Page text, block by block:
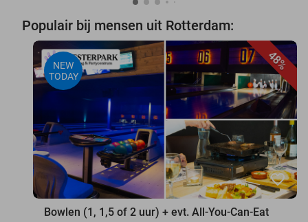
Populair bij mensen uit Rotterdam:
48%
NEW
TODAY
favorite_border
Bowlen (1, 1,5 of 2 uur) + evt. All-You-Can-Eat